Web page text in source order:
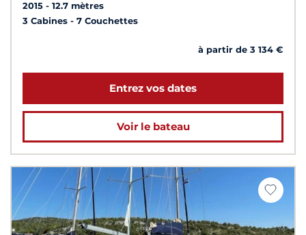
2015
12.7 mètres
3 Cabines
7 Couchettes
à partir de 3 134 €
Entrez vos dates
Voir le bateau